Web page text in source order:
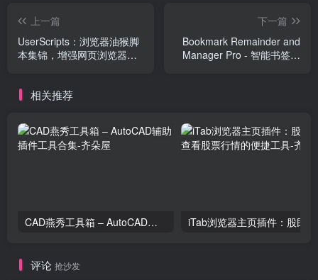
上一篇
UserScripts：浏览器油猴脚
本集锦，增强网页浏览器的
下一篇
Bookmark Remainder and
Manager Pro - 智能书签管
相关推荐
CAD燕秀工具箱 – AutoCAD辅助插件工具合集
评论 抢沙发